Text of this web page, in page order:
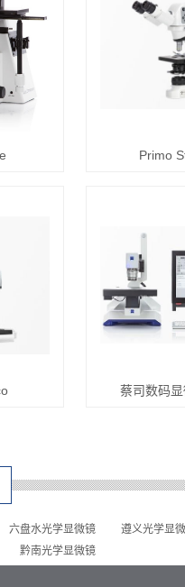
Primo
蔡司数码
六盘水光学显微镜 遵义光学显
黔南光学显微镜